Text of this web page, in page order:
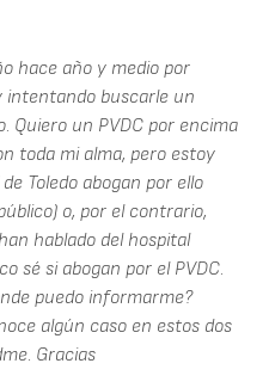
hace año y medio por
intentando buscarle un
Quiero un PVDC por encima
toda mi alma, pero estoy
Toledo abogan por ello
o, por el contrario,
hablado del hospital
sé si abogan por el PVDC.
puedo informarme?
algún caso en estos dos
Gracias